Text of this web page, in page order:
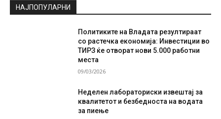
НАЈПОПУЛАРНИ
Политиките на Владата резултираат
со растечка економија: Инвестиции во
ТИРЗ ќе отворат нови 5.000 работни
места
09/03/2026
Неделен лабораториски извештај за
квалитетот и безбедноста на водата
за пиење